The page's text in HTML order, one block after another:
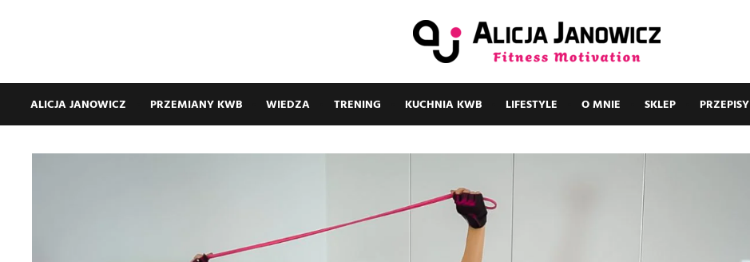
ALICJA JANOWICZ PRZEMIANY KWB WIEDZA TRENING KUCHNIA KWB LIFESTYLE O MNIE SKLEP PRZEPISY